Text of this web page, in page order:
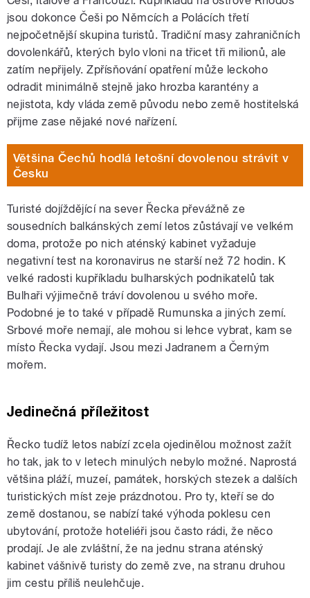
jsou dokonce Češi po Němcích a Polácích třetí
nejpočetnější skupina turistů. Tradiční masy zahraničních
dovolenkářů, kterých bylo vloni na třicet tři milionů, ale
zatím nepřijely. Zpřísňování opatření může leckoho
odradit minimálně stejně jako hrozba karantény a
nejistota, kdy vláda země původu nebo země hostitelská
přijme zase nějaké nové nařízení.
Většina Čechů hodlá letošní dovolenou strávit v
Česku
Turisté dojíždějící na sever Řecka převážně ze
sousedních balkánských zemí letos zůstávají ve velkém
doma, protože po nich aténský kabinet vyžaduje
negativní test na koronavirus ne starší než 72 hodin. K
velké radosti kupříkladu bulharských podnikatelů tak
Bulhaři výjimečně tráví dovolenou u svého moře.
Podobné je to také v případě Rumunska a jiných zemí.
Srbové moře nemají, ale mohou si lehce vybrat, kam se
místo Řecka vydají. Jsou mezi Jadranem a Černým
mořem.
Jedinečná příležitost
Řecko tudíž letos nabízí zcela ojedinělou možnost zažít
ho tak, jak to v letech minulých nebylo možné. Naprostá
většina pláží, muzeí, památek, horských stezek a dalších
turistických míst zeje prázdnotou. Pro ty, kteří se do
země dostanou, se nabízí také výhoda poklesu cen
ubytování, protože hoteliéři jsou často rádi, že něco
prodají. Je ale zvláštní, že na jednu strana aténský
kabinet vášnivě turisty do země zve, na stranu druhou
jim cestu příliš neulehčuje.